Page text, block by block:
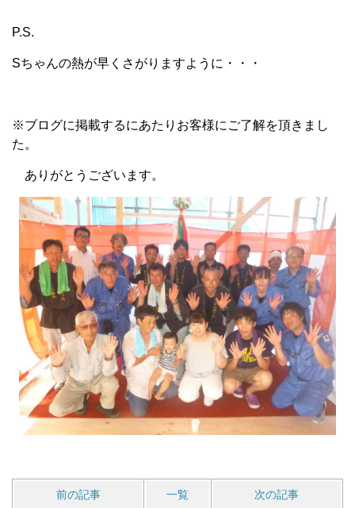
P.S.
Sちゃんの熱が早くさがりますように・・・
※ブログに掲載するにあたりお客様にご了解を頂きまし
た。
ありがとうございます。
前の記事 一覧 次の記事